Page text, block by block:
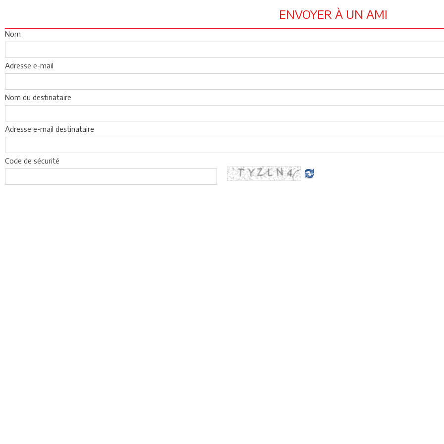
ENVOYER À UN AMI
Nom
Adresse e-mail
Nom du destinataire
Adresse e-mail destinataire
Code de sécurité